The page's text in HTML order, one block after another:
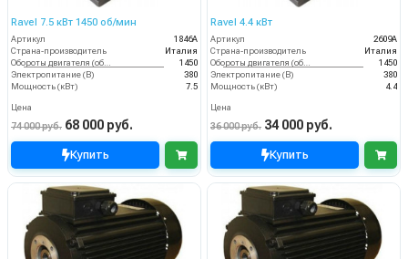
Ravel 7.5 кВт 1450 об/мин
Артикул
1846A
Страна-производитель
Италия
1450
Электропитание (В)
380
Мощность (кВт)
7.5
Цена
74 000 руб. 68 000 руб.
Купить
Ravel 4.4 кВт
Артикул
2609A
Страна-производитель
Италия
1450
Электропитание (В)
380
Мощность (кВт)
4.4
Цена
36 000 руб. 34 000 руб.
Купить